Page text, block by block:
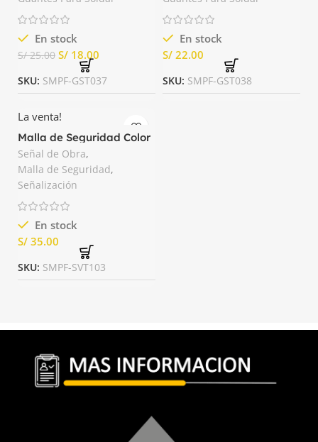
En stock
S/25.00 S/ 18.00
SKU: SMPF-GST037
En stock
S/
SKU: SMPF-GST038
La venta!
Malla de Seguridad Color
Anaranjado de 50yds
Tanque
Señal de Obra,
Malla de Seguridad,
Señalización
En stock
S/
SKU: SMPF-SVT103